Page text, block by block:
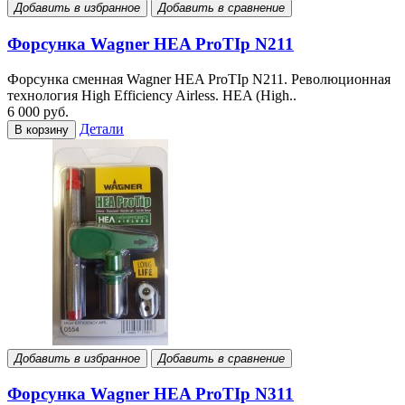
Добавить в избранное Добавить в сравнение
Форсунка Wagner HEA ProTIp N211
Форсунка сменная Wagner HEA ProTIp N211. Революционная
технология High Efficiency Airless. HEA (High..
6 000 руб.
В корзину Детали
Добавить в избранное Добавить в сравнение
Форсунка Wagner HEA ProTIp N311